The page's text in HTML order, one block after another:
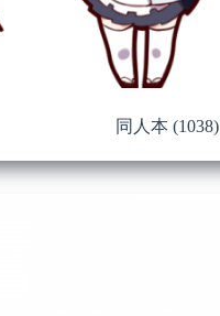
同人本 (1038)